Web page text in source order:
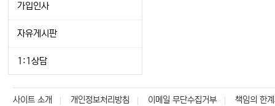
가입인사
자유게시판
1:1상담
사이트 소개 개인정보처리방침 이메일 무단수집거부 책임의 한